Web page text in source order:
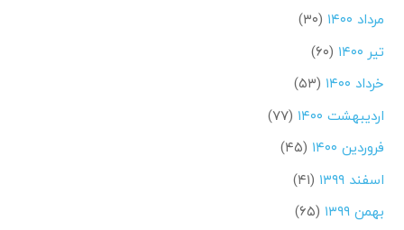
مرداد ۱۴۰۰
(۳۰)
تیر ۱۴۰۰
(۶۰)
خرداد ۱۴۰۰
(۵۳)
اردیبهشت ۱۴۰۰
(۷۷)
فروردین ۱۴۰۰
(۴۵)
اسفند ۱۳۹۹
(۴۱)
بهمن ۱۳۹۹
(۶۵)